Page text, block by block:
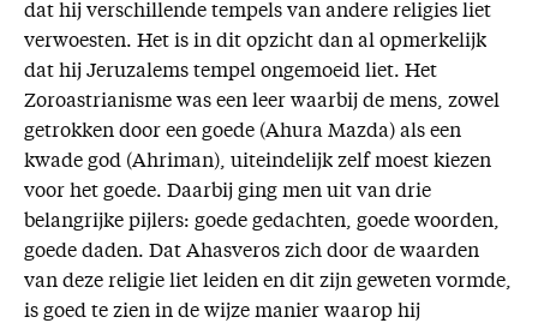
dat hij verschillende tempels van andere religies liet
verwoesten. Het is in dit opzicht dan al opmerkelijk
dat hij Jeruzalems tempel ongemoeid liet. Het
Zoroastrianisme was een leer waarbij de mens, zowel
getrokken door een goede (Ahura Mazda) als een
kwade god (Ahriman), uiteindelijk zelf moest kiezen
voor het goede. Daarbij ging men uit van drie
belangrijke pijlers: goede gedachten, goede woorden,
goede daden. Dat Ahasveros zich door de waarden
van deze religie liet leiden en dit zijn geweten vormde,
is goed te zien in de wijze manier waarop hij